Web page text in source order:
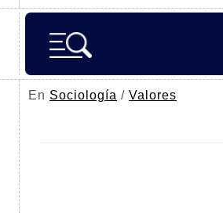
En Sociología / Valores